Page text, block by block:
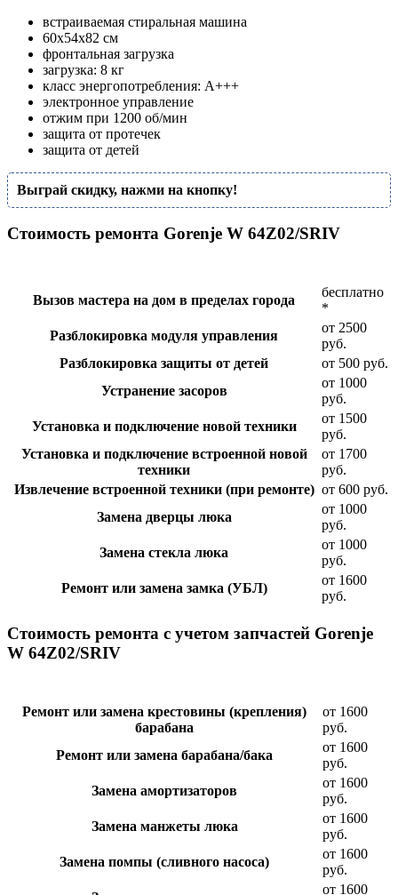
встраиваемая стиральная машина
60x54x82 см
фронтальная загрузка
загрузка: 8 кг
класс энергопотребления: A+++
электронное управление
отжим при 1200 об/мин
защита от протечек
защита от детей
Выграй скидку, нажми на кнопку!
Стоимость ремонта Gorenje W 64Z02/SRIV
Вызов мастера на дом в пределах города
бесплатно
*
Разблокировка модуля управления
от 2500
руб.
Разблокировка защиты от детей
от 500 руб.
Устранение засоров
от 1000
руб.
Установка и подключение новой техники
от 1500
руб.
Установка и подключение встроенной новой
техники
от 1700
руб.
Извлечение встроенной техники (при ремонте) от 600 руб.
Замена дверцы люка
от 1000
руб.
Замена стекла люка
от 1000
руб.
Ремонт или замена замка (УБЛ)
от 1600
руб.
Стоимость ремонта с учетом запчастей Gorenje
W 64Z02/SRIV
Ремонт или замена крестовины (крепления)
барабана
от 1600
руб.
Ремонт или замена барабана/бака
от 1600
руб.
Замена амортизаторов
от 1600
руб.
Замена манжеты люка
от 1600
руб.
Замена помпы (сливного насоса)
от 1600
руб.
от 1600